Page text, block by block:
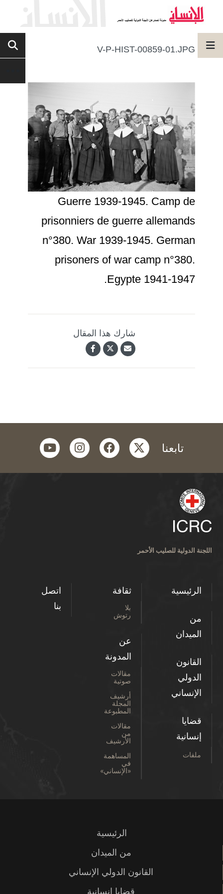
V-P-HIST-00859-01.JPG
Guerre 1939-1945. Camp de
prisonniers de guerre allemands
n°380. War 1939-1945. German
prisoners of war camp n°380.
Egypte 1941-1947.
شارك هذا المقال
تابعنا twitter
facebook
instagram
youtube
اللجنة الدولية للصليب الأحمر
الرئيسية
من
الميدان
القانون
الدولي
الإنساني
قضايا
إنسانية
ملفات
ثقافة
بلا
رتوش
عن
المدونة
مقالات
صوتية
أرشيف
المجلة
المطبوعة
مقالات
من
الأرشيف
المساهمة
في
«الإنساني»
اتصل
بنا
الرئيسية
من الميدان
القانون الدولي الإنساني
قضايا إنسانية